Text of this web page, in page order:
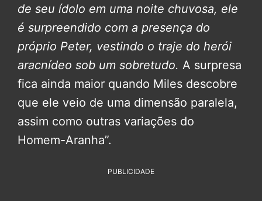
de seu ídolo em uma noite chuvosa, ele
é surpreendido com a presença do
próprio Peter, vestindo o traje do herói
aracnídeo sob um sobretudo. A surpresa
fica ainda maior quando Miles descobre
que ele veio de uma dimensão paralela,
assim como outras variações do
Homem-Aranha”.
PUBLICIDADE